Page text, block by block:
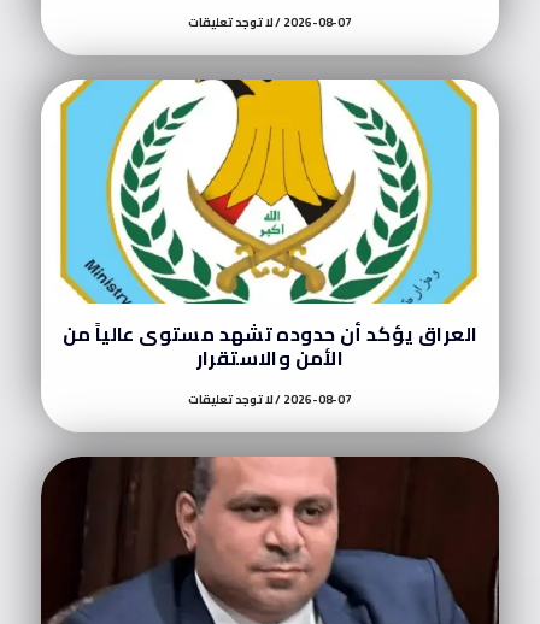
2026-08-07 لا توجد تعليقات
العراق يؤكد أن حدوده تشهد مستوى عالياً من
الأمن والاستقرار
2026-08-07 لا توجد تعليقات